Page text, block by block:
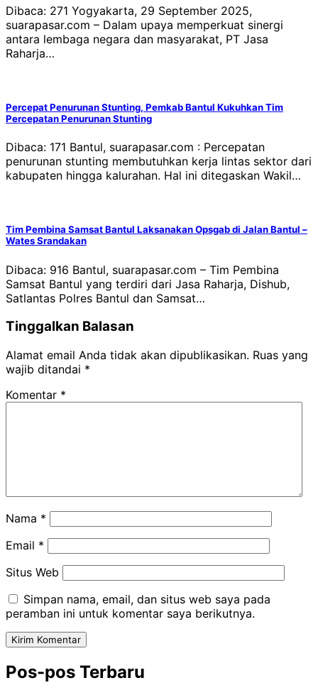
Dibaca: 271 Yogyakarta, 29 September 2025,
suarapasar.com – Dalam upaya memperkuat sinergi
antara lembaga negara dan masyarakat, PT Jasa
Raharja…
Percepat Penurunan Stunting, Pemkab Bantul Kukuhkan Tim
Percepatan Penurunan Stunting
Dibaca: 171 Bantul, suarapasar.com : Percepatan
penurunan stunting membutuhkan kerja lintas sektor dari
kabupaten hingga kalurahan. Hal ini ditegaskan Wakil…
Tim Pembina Samsat Bantul Laksanakan Opsgab di Jalan Bantul –
Wates Srandakan
Dibaca: 916 Bantul, suarapasar.com – Tim Pembina
Samsat Bantul yang terdiri dari Jasa Raharja, Dishub,
Satlantas Polres Bantul dan Samsat…
Tinggalkan Balasan
Alamat email Anda tidak akan dipublikasikan. Ruas yang
wajib ditandai *
Komentar *
Nama *
Email *
Situs Web
Simpan nama, email, dan situs web saya pada
peramban ini untuk komentar saya berikutnya.
Pos-pos Terbaru